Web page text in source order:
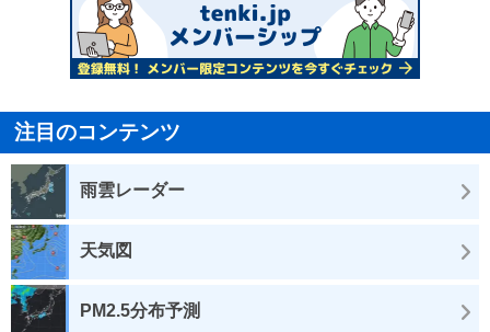
注目のコンテンツ
雨雲レーダー
天気図
PM2.5分布予測